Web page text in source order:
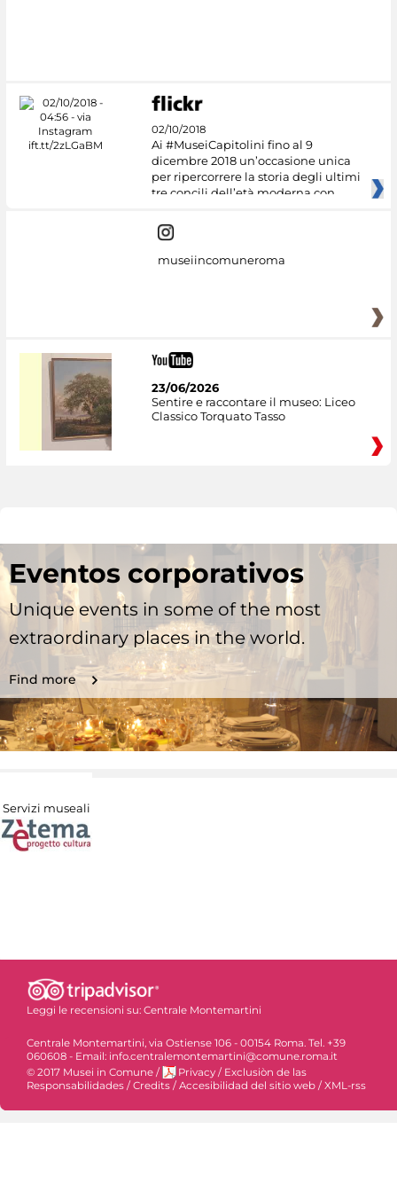
02/10/2018
Ai #MuseiCapitolini fino al 9
dicembre 2018 un’occasione unica
per ripercorrere la storia degli ultimi
tre concili dell’età moderna con
museiincomuneroma
23/06/2026
Sentire e raccontare il museo: Liceo
Classico Torquato Tasso
Eventos corporativos
Unique events in some of the most
extraordinary places in the world.
Find more
Servizi museali
Leggi le recensioni su: Centrale Montemartini
Centrale Montemartini, via Ostiense 106 - 00154 Roma. Tel. +39
060608 - Email: info.centralemontemartini@comune.roma.it
© 2017 Musei in Comune / Privacy / Exclusiòn de las
Responsabilidades / Credits / Accesibilidad del sitio web / XML-rss